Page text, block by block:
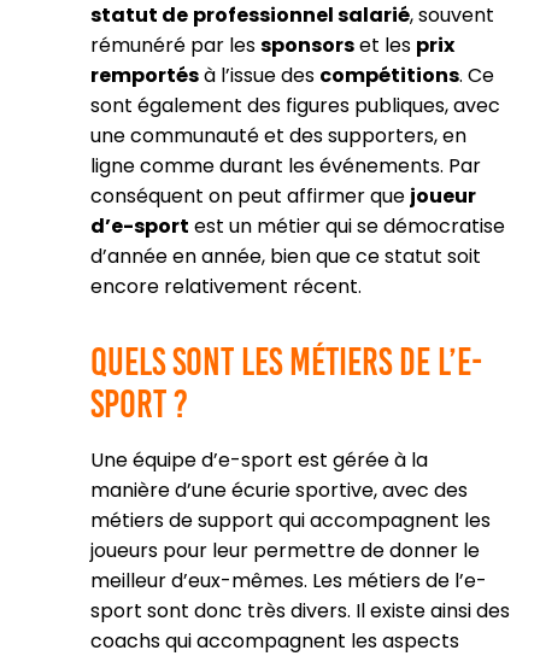
statut de professionnel salarié, souvent
rémunéré par lessponsorset les prix
remportésà l’issue des compétitions. Ce
sont également des figures publiques, avec
une communauté et des supporters, en
ligne comme durant les événements. Par
conséquent on peut affirmer que joueur
d’e-sport est un métier qui se démocratise
d’année en année, bien que ce statut soit
encore relativement récent.
Quels sont les métiers de l’e-
sport ?
Une équipe d’e-sport est gérée à la
manière d’une écurie sportive, avec des
métiers de support qui accompagnent les
joueurs pour leur permettre de donner le
meilleur d’eux-mêmes. Les métiers de l’e-
sport sont donc très divers. Il existe ainsi des
coachs qui accompagnent les aspects